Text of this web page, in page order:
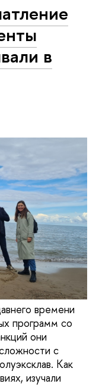
в
времени
программ со
они
с
Как
изучали